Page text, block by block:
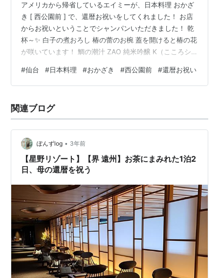
アメリカから帰省しているエイミーが、日本料理 おかざ
き [ 西公園前 ] で、還暦お祝いをしてくれました！ お店
からお祝いということでシャンパンいただきました！ 乾
杯～✨ 白子の煮おろし 椿の蕾のお椀 蓋を開けると椿の花
が咲いています！ 鯛の潮汁 ZAO 純米吟醸 K（こころシ
みざけ 初しぼり 新酒うすにごり💕 料理長 近藤大貴さん
かぶにずわい蟹 日髙見特約店季節限定酒「純米 干支ボト
Viridian ヴィリジアン -天鵞絨- 2024- 水菓子 はるか🍏
蔵王のはちみつ …
#仙台 #日本料理 #おかざき #西公園前 #還暦お祝い
関連ブログ
ぽんずlog • 3年前
【星野リゾート】【界 遠州】お茶にまみれた1泊2
日、母の還暦を祝う